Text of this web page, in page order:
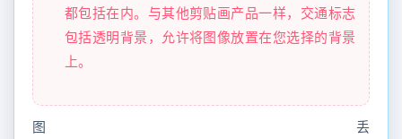
都包括在内。与其他剪贴画产品一样，交通标志
包括透明背景，允许将图像放置在您选择的背景
上。
图丢